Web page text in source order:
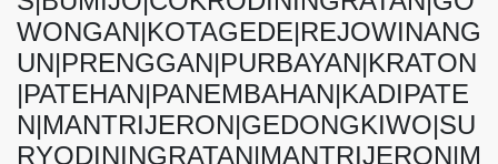
WONGAN|KOTAGEDE|REJOWINANG
UN|PRENGGAN|PURBAYAN|KRATON
|PATEHAN|PANEMBAHAN|KADIPATE
N|MANTRIJERON|GEDONGKIWO|SU
RYODININGRATAN|MANTRIJERON|M